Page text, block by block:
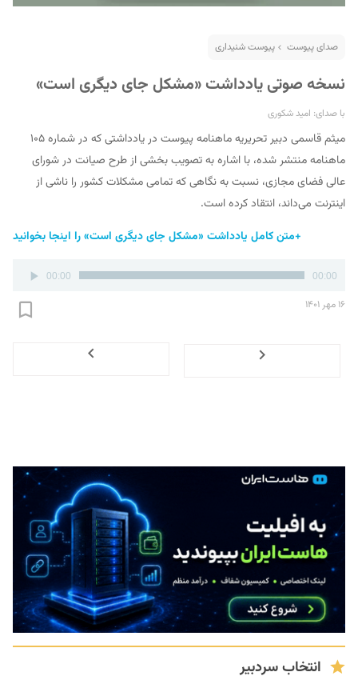
صدای پیوست پیوست شنیداری
نسخه صوتی یادداشت «مشکل جای دیگری است»
با صدای: امید شکوری
میثم قاسمی دبیر تحریریه ماهنامه پیوست در یادداشتی که در شماره ۱۰۵
ماهنامه منتشر شده، با اشاره به تصویب بخشی از طرح صیانت در شورای
عالی فضای مجازی، نسبت به نگاهی که تمامی مشکلات کشور را ناشی از
اینترنت می‌داند، انتقاد کرده است.
+متن کامل یادداشت «مشکل جای دیگری است» را اینجا بخوانید
پخش‌کننده
صوت
00:00 00:00
۱۶ مهر ۱۴۰۱
انتخاب سردبیر